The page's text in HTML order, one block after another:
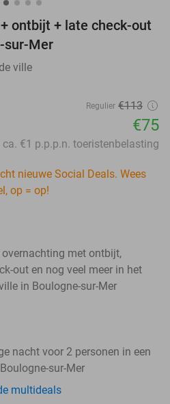
ontbijt + late check-out
sur-Mer
ville
Regulier €113
€75
ca. €1 p.p.p.n. toeristenbelasting
nieuwe Social Deals. Wees
op = op!
met ontbijt,
out en nog veel meer in het
in Boulogne-sur-Mer
nacht voor 2 personen in een
sur-Mer
multideals